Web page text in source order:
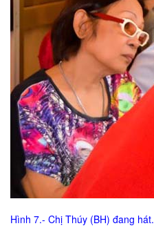
Hình 7.- Chị Thúy (BH) đang hát.